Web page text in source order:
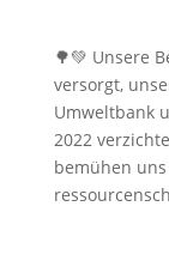
🌳💚 Unsere
versorgt,
Umweltbank
2022
bemühen